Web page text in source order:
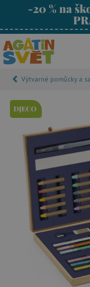
-20 % na
Výtvarné pomůcky a
DJECO